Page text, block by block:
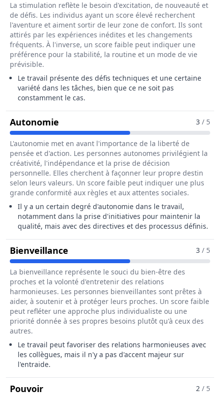
La stimulation reflète le besoin d'excitation, de nouveauté et
de défis. Les individus ayant un score élevé recherchent
l'aventure et aiment sortir de leur zone de confort. Ils sont
attirés par les expériences inédites et les changements
fréquents. À l'inverse, un score faible peut indiquer une
préférence pour la stabilité, la routine et un mode de vie
prévisible.
Le travail présente des défis techniques et une certaine
variété dans les tâches, bien que ce ne soit pas
constamment le cas.
Autonomie Pour Le Métier De Fileur / Fileuse
3 / 5
L'autonomie met en avant l'importance de la liberté de
pensée et d'action. Les personnes autonomes privilégient la
créativité, l'indépendance et la prise de décision
personnelle. Elles cherchent à façonner leur propre destin
selon leurs valeurs. Un score faible peut indiquer une plus
grande conformité aux règles et aux attentes sociales.
Il y a un certain degré d'autonomie dans le travail,
notamment dans la prise d'initiatives pour maintenir la
qualité, mais avec des directives et des processus définis.
Bienveillance Pour Le Métier De Fileur / 3 / 5
La bienveillance représente le souci du bien-être des
proches et la volonté d'entretenir des relations
harmonieuses. Les personnes bienveillantes sont prêtes à
aider, à soutenir et à protéger leurs proches. Un score faible
peut refléter une approche plus individualiste ou une
priorité donnée à ses propres besoins plutôt qu'à ceux des
autres.
Le travail peut favoriser des relations harmonieuses avec
les collègues, mais il n'y a pas d'accent majeur sur
l'entraide.
PouvoirPour Le Métier De Fileur / Fileuse En
2 / 5